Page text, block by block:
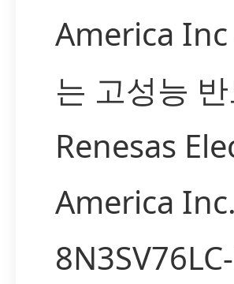
America
는 고성능
Renesas
America